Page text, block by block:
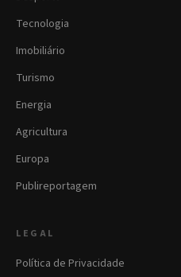
Tecnologia
Imobiliário
Turismo
Energia
Agricultura
Europa
Publireportagem
LEGAL
Política de Privacidade